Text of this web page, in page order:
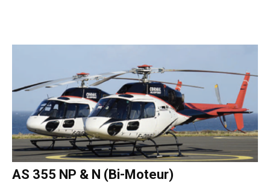
AS 355 NP & N (Bi-Moteur)